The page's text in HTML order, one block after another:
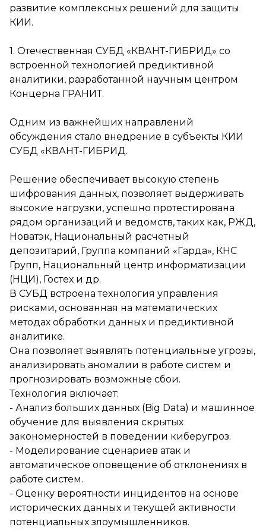
развитие комплексных решений для защиты
КИИ.
1. Отечественная СУБД «КВАНТ-ГИБРИД» со
встроенной технологией предиктивной
аналитики, разработанной научным центром
Концерна ГРАНИТ.
Одним из важнейших направлений
обсуждения стало внедрение в субъекты КИИ
СУБД «КВАНТ-ГИБРИД.
Решение обеспечивает высокую степень
шифрования данных, позволяет выдерживать
высокие нагрузки, успешно протестирована
рядом организаций и ведомств, таких как, РЖД,
Новатэк, Национальный расчетный
депозитарий, Группа компаний «Гарда», КНС
Групп, Национальный центр информатизации
(НЦИ), Гостех и др.
В СУБД встроена технология управления
рисками, основанная на математических
методах обработки данных и предиктивной
аналитике.
Она позволяет выявлять потенциальные угрозы,
анализировать аномалии в работе систем и
прогнозировать возможные сбои.
Технология включает:
- Анализ больших данных (Big Data) и машинное
обучение для выявления скрытых
закономерностей в поведении киберугроз.
- Моделирование сценариев атак и
автоматическое оповещение об отклонениях в
работе систем.
- Оценку вероятности инцидентов на основе
исторических данных и текущей активности
потенциальных злоумышленников.